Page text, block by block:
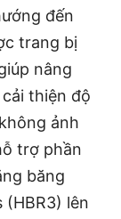
đến
trang bị
nâng
thiện độ
ảnh
trợ phần
băng
lên